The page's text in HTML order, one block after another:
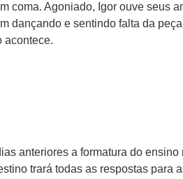
coma. Agoniado, Igor ouve seus
dançando e sentindo falta da
acontece.
anteriores a formatura do
trará todas as respostas para